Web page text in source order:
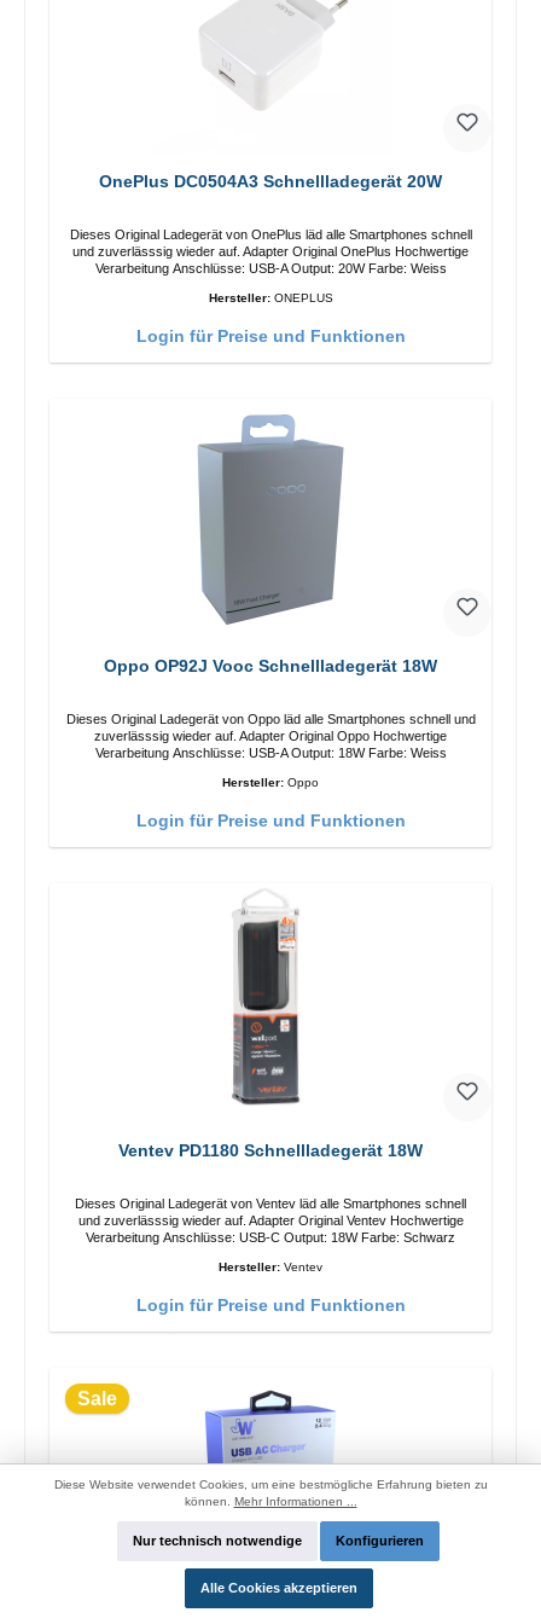
OnePlus DC0504A3 Schnellladegerät 20W
Dieses Original Ladegerät von OnePlus läd alle Smartphones schnell
und zuverlässsig wieder auf. Adapter Original OnePlus Hochwertige
Verarbeitung Anschlüsse: USB-A Output: 20W Farbe: Weiss
Hersteller: ONEPLUS
Login für Preise und Funktionen
Oppo OP92J Vooc Schnellladegerät 18W
Dieses Original Ladegerät von Oppo läd alle Smartphones schnell und
zuverlässsig wieder auf. Adapter Original Oppo Hochwertige
Verarbeitung Anschlüsse: USB-A Output: 18W Farbe: Weiss
Hersteller: Oppo
Login für Preise und Funktionen
Ventev PD1180 Schnellladegerät 18W
Dieses Original Ladegerät von Ventev läd alle Smartphones schnell
und zuverlässsig wieder auf. Adapter Original Ventev Hochwertige
Verarbeitung Anschlüsse: USB-C Output: 18W Farbe: Schwarz
Hersteller: Ventev
Login für Preise und Funktionen
Sale
Diese Website verwendet Cookies, um eine bestmögliche Erfahrung bieten zu
können. Mehr Informationen ...
Nur technisch notwendige Konfigurieren
Alle Cookies akzeptieren